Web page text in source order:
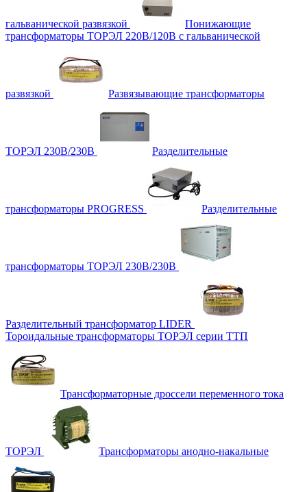
гальванической развязкой
Понижающие
трансформаторы ТОРЭЛ 220В/120В с гальванической
развязкой Развязывающие трансформаторы
ТОРЭЛ 230В/230В Разделительные
трансформаторы PROGRESS Разделительные
трансформаторы ТОРЭЛ 230В/230В
Разделительный трансформатор LIDER
Тороидальные трансформаторы ТОРЭЛ серии ТТП
Трансформаторные дроссели переменного тока
ТОРЭЛ Трансформаторы анодно-накальные